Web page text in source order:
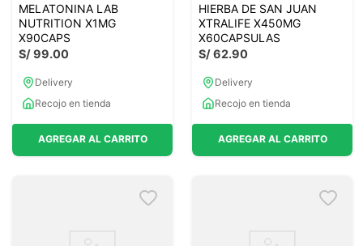
MELATONINA LAB
NUTRITION X1MG
X90CAPS
S/99.00
Delivery
Recojo en tienda
AGREGAR AL CARRITO
HIERBA DE SAN JUAN
XTRALIFE X450MG
X60CAPSULAS
S/62.90
Delivery
Recojo en tienda
AGREGAR AL CARRITO